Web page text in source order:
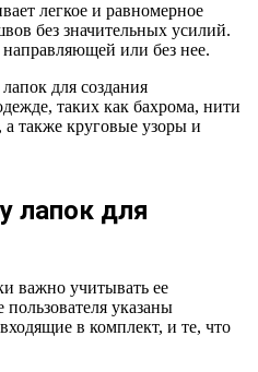
легкое и равномерное
без значительных усилий.
или без нее.
для создания
таких как бахрома, нити
а также круговые узоры и
лапок для
важно учитывать ее
указаны
в комплект, и те, что